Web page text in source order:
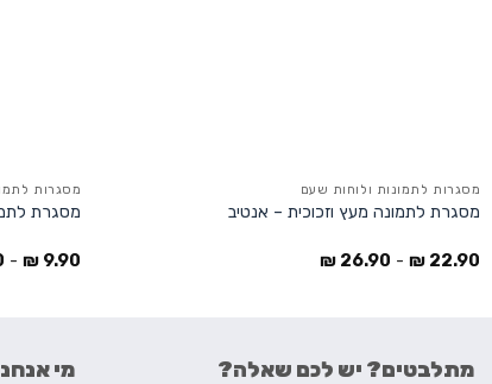
מסגרות לתמונות ולוחות שעם
מסגרת לתמונה מעץ וזכוכית – אנטיב
22.90
₪
-
26.90
₪
מסגרות
מסגרת
9.90
₪
-
מתלבטים? יש לכם שאלה? מי